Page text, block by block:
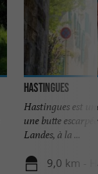
Hastingues
Hastingues est
une butte
Landes, à la ...
9,0 km -